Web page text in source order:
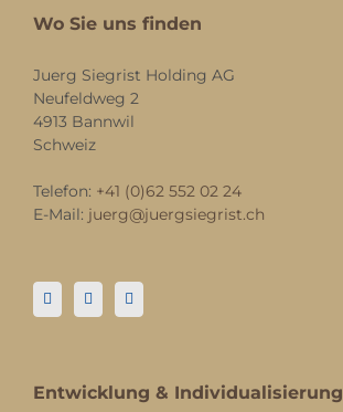
Wo Sie uns finden
Juerg Siegrist Holding AG
Neufeldweg 2
4913 Bannwil
Schweiz
Telefon: +41 (0)62 552 02 24
E-Mail: juerg@juergsiegrist.ch
Entwicklung & Individualisierung